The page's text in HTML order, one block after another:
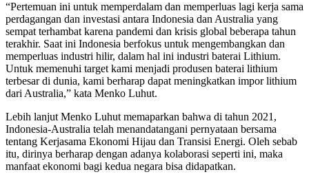
“Pertemuan ini untuk memperdalam dan memperluas lagi kerja sama
perdagangan dan investasi antara Indonesia dan Australia yang
sempat terhambat karena pandemi dan krisis global beberapa tahun
terakhir. Saat ini Indonesia berfokus untuk mengembangkan dan
memperluas industri hilir, dalam hal ini industri baterai Lithium.
Untuk memenuhi target kami menjadi produsen baterai lithium
terbesar di dunia, kami berharap dapat meningkatkan impor lithium
dari Australia,” kata Menko Luhut.
Lebih lanjut Menko Luhut memaparkan bahwa di tahun 2021,
Indonesia-Australia telah menandatangani pernyataan bersama
tentang Kerjasama Ekonomi Hijau dan Transisi Energi. Oleh sebab
itu, dirinya berharap dengan adanya kolaborasi seperti ini, maka
manfaat ekonomi bagi kedua negara bisa didapatkan.